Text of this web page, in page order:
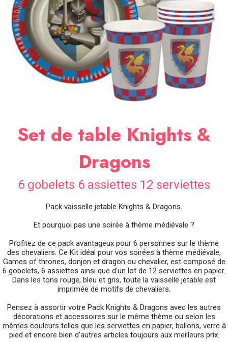
SOIRÉE
OCCASIONS
SPÉCIALES
DÉCO
TABLE
Set de table Knights &
Dragons
6 gobelets 6 assiettes 12 serviettes
Pack vaisselle jetable Knights & Dragons.
Et pourquoi pas une soirée à thème médiévale ?
Profitez de ce pack avantageux pour 6 personnes sur le thème
des chevaliers. Ce Kit idéal pour vos soirées à thème médiévale,
Games of thrones, donjon et dragon ou chevalier, est composé de
6 gobelets, 6 assiettes ainsi que d'un lot de 12 serviettes en papier.
Dans les tons rouge, bleu et gris, toute la vaisselle jetable est
imprimée de motifs de chevaliers.
Pensez à assortir votre Pack Knights & Dragons avec les autres
décorations et accessoires sur le même thème ou selon les
mêmes couleurs telles que les serviettes en papier, ballons, verre à
pied et encore bien d'autres articles toujours aux meilleurs prix.